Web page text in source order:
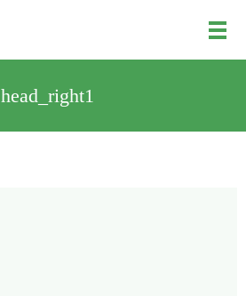
メ
head_right1